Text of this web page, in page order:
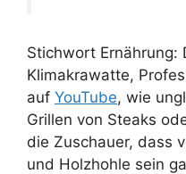
Stichwort Ernährung:
Klimakrawatte,
auf YouTube, wie
Grillen von Steaks
die Zuschauer, dass
und Holzhohle sein